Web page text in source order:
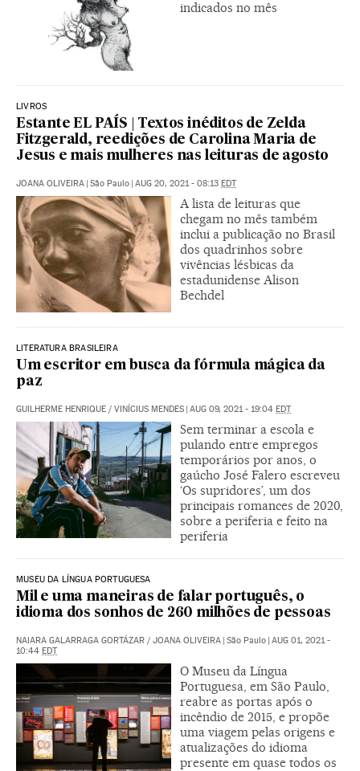
indicados no mês
LIVROS
Estante EL PAÍS | Textos inéditos de Zelda
Fitzgerald, reedições de Carolina Maria de
Jesus e mais mulheres nas leituras de agosto
JOANA OLIVEIRA São Paulo AUG 20, 2021 - 08:13 EDT
A lista de leituras que
chegam no mês também
inclui a publicação no Brasil
dos quadrinhos sobre
vivências lésbicas da
estadunidense Alison
Bechdel
LITERATURA BRASILEIRA
Um escritor em busca da fórmula mágica da
paz
GUILHERME HENRIQUE / VINÍCIUS MENDES | AUG 09, 2021 - 19:04 EDT
Sem terminar a escola e
pulando entre empregos
temporários por anos, o
gaúcho José Falero escreveu
‘Os supridores’, um dos
principais romances de 2020,
sobre a periferia e feito na
periferia
MUSEU DA LÍNGUA PORTUGUESA
Mil e uma maneiras de falar português, o
idioma dos sonhos de 260 milhões de pessoas
NAIARA GALARRAGA GORTÁZAR / JOANA OLIVEIRA | São Paulo | AUG 01, 2021 -
10:44 EDT
O Museu da Língua
Portuguesa, em São Paulo,
reabre as portas após o
incêndio de 2015, e propõe
uma viagem pelas origens e
atualizações do idioma
presente em quase todos os